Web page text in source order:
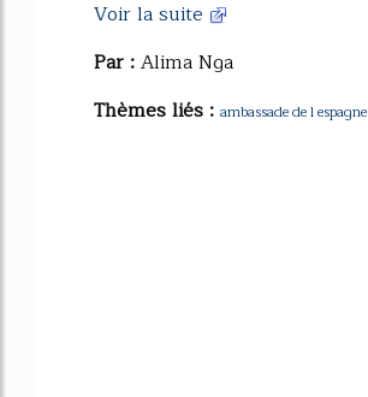
Voir la suite
Par :Alima Nga
Thèmes liés : ambassade de l espagne